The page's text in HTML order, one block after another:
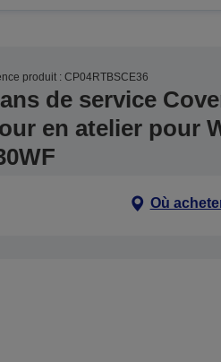
produit : CP04RTBSCE36
de service
en atelier pour
Où